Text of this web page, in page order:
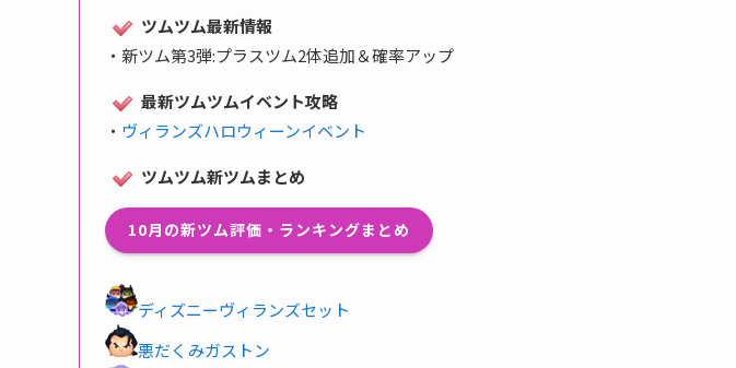
ツムツム最新情報
・ 新ツム第3弾:プラスツム2体追加＆確率アップ
最新ツムツムイベント攻略
・ ヴィランズハロウィーンイベント
ツムツム新ツムまとめ
10月の新ツム評価・ランキングまとめ
ディズニーヴィランズセット
悪だくみガストン